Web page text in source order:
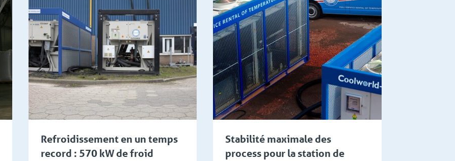
Refroidissement en un temps
record : 570 kW de froid
Stabilité maximale des
process pour la station de